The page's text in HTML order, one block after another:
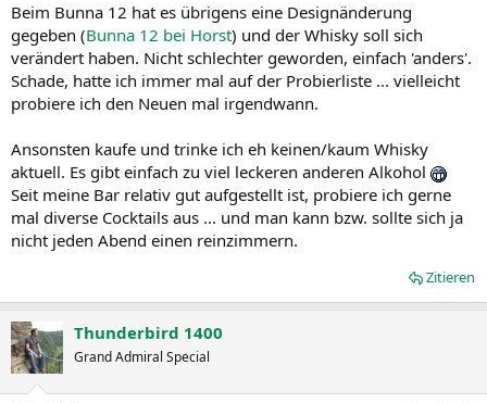
Beim Bunna 12 hat es übrigens eine Designänderung
gegeben (Bunna 12 bei Horst) und der Whisky soll sich
verändert haben. Nicht schlechter geworden, einfach 'anders'.
Schade, hatte ich immer mal auf der Probierliste ... vielleicht
probiere ich den Neuen mal irgendwann.
Ansonsten kaufe und trinke ich eh keinen/kaum Whisky
aktuell. Es gibt einfach zu viel leckeren anderen Alkohol
Seit meine Bar relativ gut aufgestellt ist, probiere ich gerne
mal diverse Cocktails aus ... und man kann bzw. sollte sich ja
nicht jeden Abend einen reinzimmern.
Zitieren
Thunderbird 1400
Grand Admiral Special